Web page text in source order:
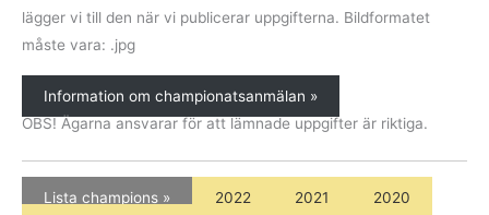
lägger vi till den när vi publicerar uppgifterna. Bildformatet
måste vara: .jpg
Information om championatsanmälan »
OBS! Ägarna ansvarar för att lämnade uppgifter är riktiga.
Lista champions » 2022 2021
2020